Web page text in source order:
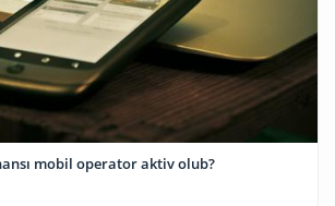
mobil operator aktiv olub?